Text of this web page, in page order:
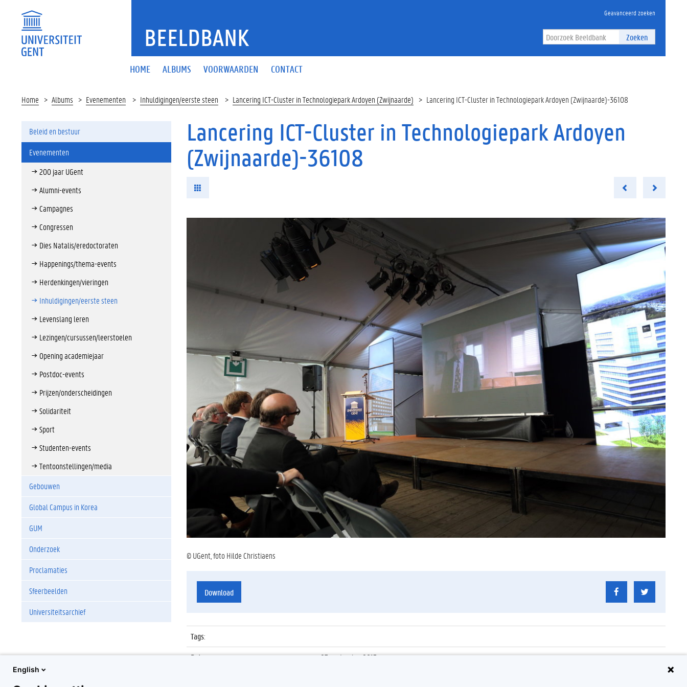
BEELDBANK
Geavanceerd zoeken
Zoeken
HOME ALBUMS VOORWAARDEN CONTACT
Home Albums Evenementen Inhuldigingen/eerste steen Lancering ICT-Cluster in Technologiepark Ardoyen (Zwijnaarde) Lancering ICT-Cluster in Technologiepark Ardoyen (Zwijnaarde)-36108
Beleid en bestuur
Evenementen
200 jaar UGent
Alumni-events
Campagnes
Congressen
Dies Natalis/eredoctoraten
Happenings/thema-events
Herdenkingen/vieringen
Inhuldigingen/eerste steen
Levenslang leren
Lezingen/cursussen/leerstoelen
Opening academiejaar
Postdoc-events
Prijzen/onderscheidingen
Solidariteit
Sport
Studenten-events
Tentoonstellingen/media
Gebouwen
Global Campus in Korea
GUM
Onderzoek
Proclamaties
Sfeerbeelden
Universiteitsarchief
Lancering ICT-Cluster in Technologiepark Ardoyen
(Zwijnaarde)-36108
© UGent, foto Hilde Christiaens
Download
Tags:
Datum:
27 september 2013
English